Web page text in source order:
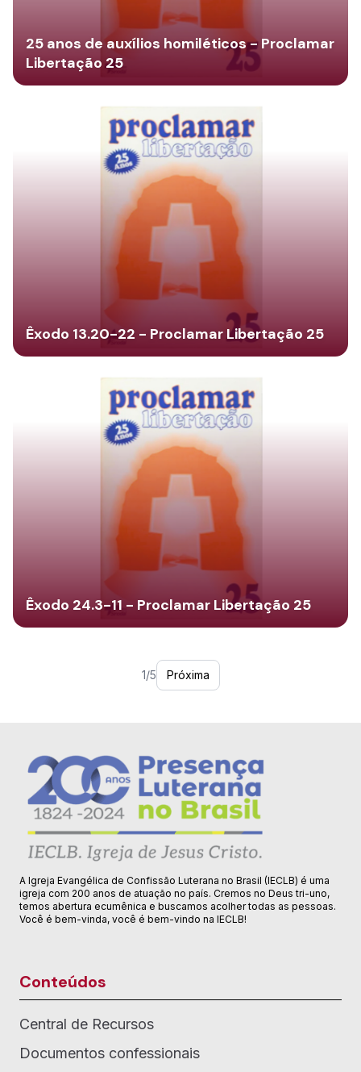
25 anos de auxílios homiléticos - Proclamar
Libertação 25
Êxodo 13.20-22 - Proclamar Libertação 25
Êxodo 24.3-11 - Proclamar Libertação 25
1/5 Próxima
A Igreja Evangélica de Confissão Luterana no Brasil (IECLB) é uma
igreja com 200 anos de atuação no país. Cremos no Deus tri-uno,
temos abertura ecumênica e buscamos acolher todas as pessoas.
Você é bem-vinda, você é bem-vindo na IECLB!
Conteúdos
Central de Recursos
Documentos confessionais